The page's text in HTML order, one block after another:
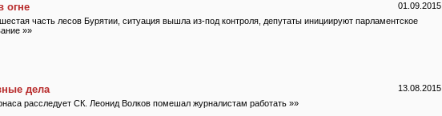
огне
01.09.2015
часть лесов Бурятии, ситуация вышла из-под контроля, депутаты инициируют парламентское
»»
дела
13.08.2015
расследует СК. Леонид Волков помешал журналистам работать »»